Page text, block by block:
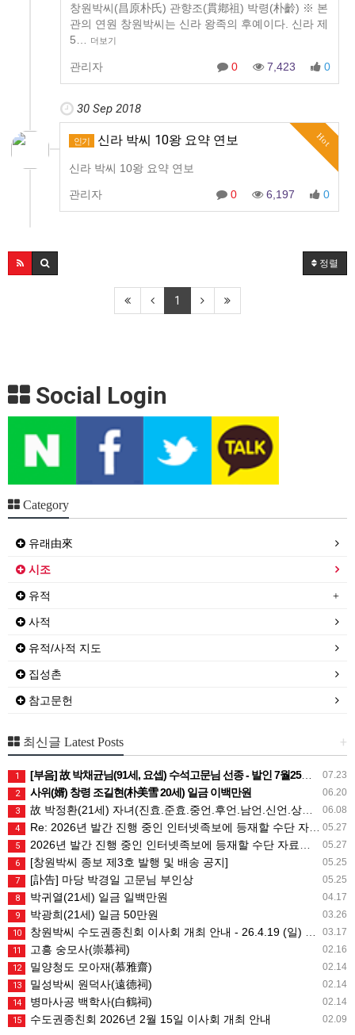
창원박씨(昌原朴氏) 관향조(貫鄕祖) 박령(朴齡) ※ 본
관의 연원 창원박씨는 신라 왕족의 후예이다. 신라 제
5…
더보기
관리자 0 7,423 0
30 Sep 2018
Hot
인기 신라 박씨 10왕 요약 연보
신라 박씨 10왕 요약 연보
관리자 0 6,197 0
정렬
1
Social Login
Category
유래由來
시조
유적
사적
유적/사적 지도
집성촌
참고문헌
+
최신글 Latest Posts
07.23
1 [부음] 故 박채균님(91세, 요셉) 수석고문님 선종 - 발인 7월25일 (토) 05시
06.20
2 사위(婿) 창령 조길현(朴美雪 20세) 일금 이백만원
06.08
3 故 박정환(21세) 자녀(진효.준효.중언.후언.남언.신언.상희) 일금 일백만원
05.27
4 Re: 2026년 발간 진행 중인 인터넷족보에 등재할 수단 자료는 무엇인가요?
05.27
5 2026년 발간 진행 중인 인터넷족보에 등재할 수단 자료는 무엇인가요?
05.25
6 [창원박씨 종보 제3호 발행 및 배송 공지]
05.25
7 [訃告] 마당 박경일 고문님 부인상
04.17
8 박귀열(21세) 일금 일백만원
03.26
9 박광희(21세) 일금 50만원
03.17
10 창원박씨 수도권종친회 이사회 개최 안내 - 26.4.19 (일) 10시
02.16
11 고흥 숭모사(崇慕祠)
02.14
12 밀양청도 모아재(慕雅齋)
02.14
13 밀성박씨 원덕사(遠德祠)
02.14
14 병마사공 백학사(白鶴祠)
02.09
15 수도권종친회 2026년 2월 15일 이사회 개최 안내